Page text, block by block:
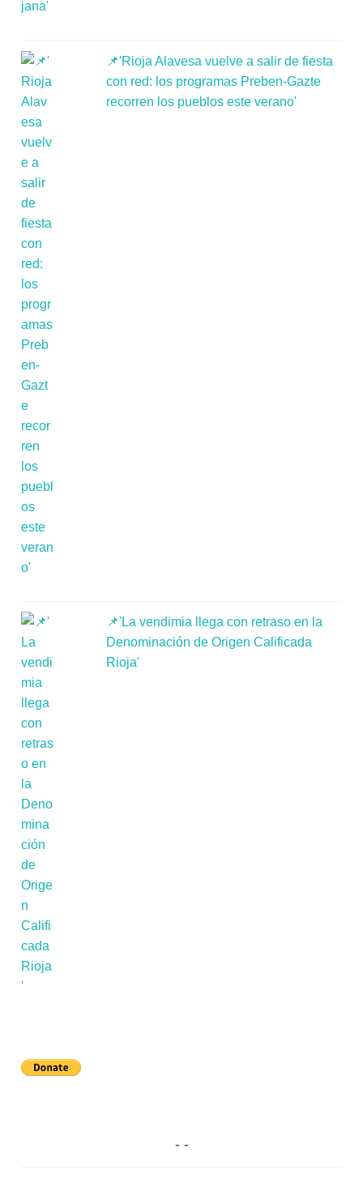
📌'Rioja Alavesa vuelve a salir de fiesta
con red: los programas Preben-Gazte
recorren los pueblos este verano'
📌'La vendimia llega con retraso en la
Denominación de Origen Calificada
Rioja'